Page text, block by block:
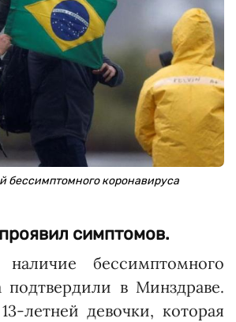
бессимптомного коронавируса
симптомов.
бессимптомного
подтвердили в Минздраве.
летней девочки, которая